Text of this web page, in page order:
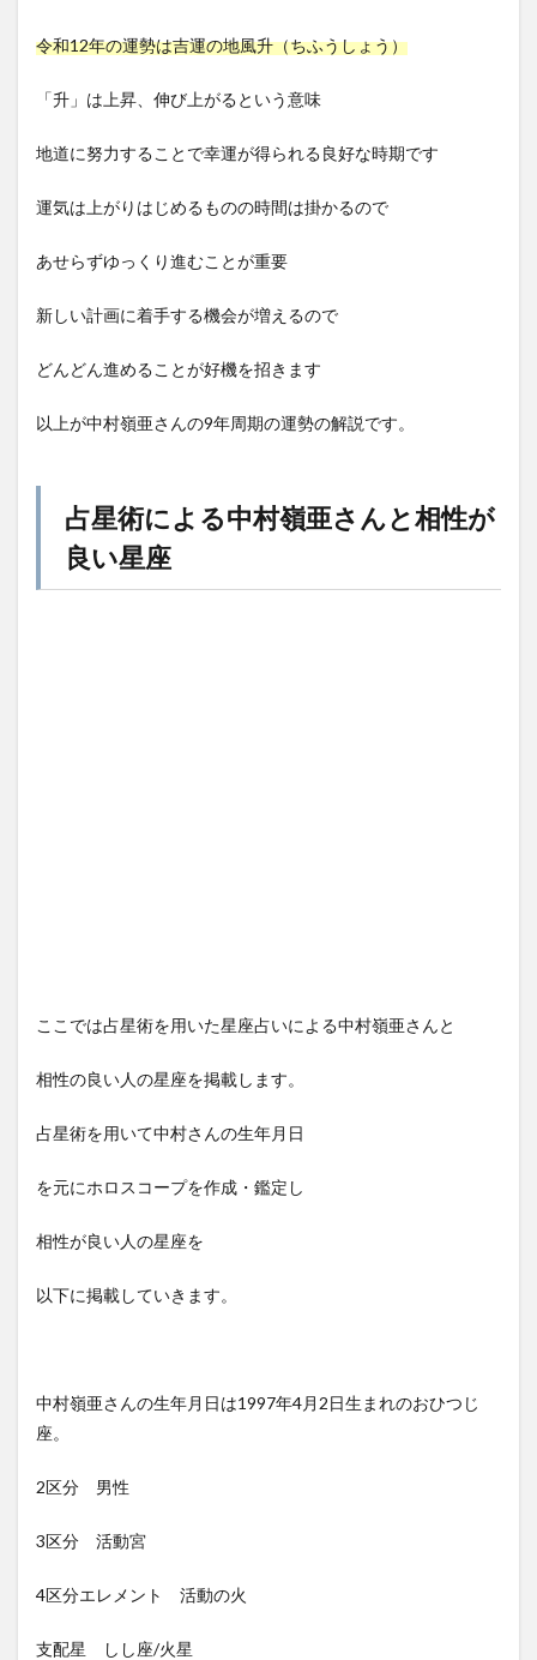
令和12年の運勢は吉運の地風升（ちふうしょう）
「升」は上昇、伸び上がるという意味
地道に努力することで幸運が得られる良好な時期です
運気は上がりはじめるものの時間は掛かるので
あせらずゆっくり進むことが重要
新しい計画に着手する機会が増えるので
どんどん進めることが好機を招きます
以上が中村嶺亜さんの9年周期の運勢の解説です。
占星術による中村嶺亜さんと相性が
良い星座
ここでは占星術を用いた星座占いによる中村嶺亜さんと
相性の良い人の星座を掲載します。
占星術を用いて中村さんの生年月日
を元にホロスコープを作成・鑑定し
相性が良い人の星座を
以下に掲載していきます。
中村嶺亜さんの生年月日は1997年4月2日生まれのおひつじ
座。
2区分 男性
3区分 活動宮
4区分エレメント 活動の火
支配星 しし座/火星